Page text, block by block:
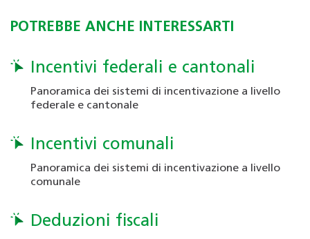
POTREBBE ANCHE INTERESSARTI
Incentivi federali e cantonali
Panoramica dei sistemi di incentivazione a livello
federale e cantonale
Incentivi comunali
Panoramica dei sistemi di incentivazione a livello
comunale
Deduzioni fiscali